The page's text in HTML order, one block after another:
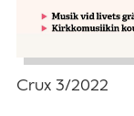
Crux 3/2022